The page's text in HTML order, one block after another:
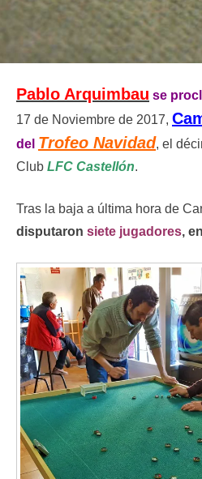
Pablo Arquimbau se
17 de Noviembre de 2017,
del Trofeo Navidad, el
Club LFC Castellón.
Tras la baja a última hora de
disputaron siete jugadores,